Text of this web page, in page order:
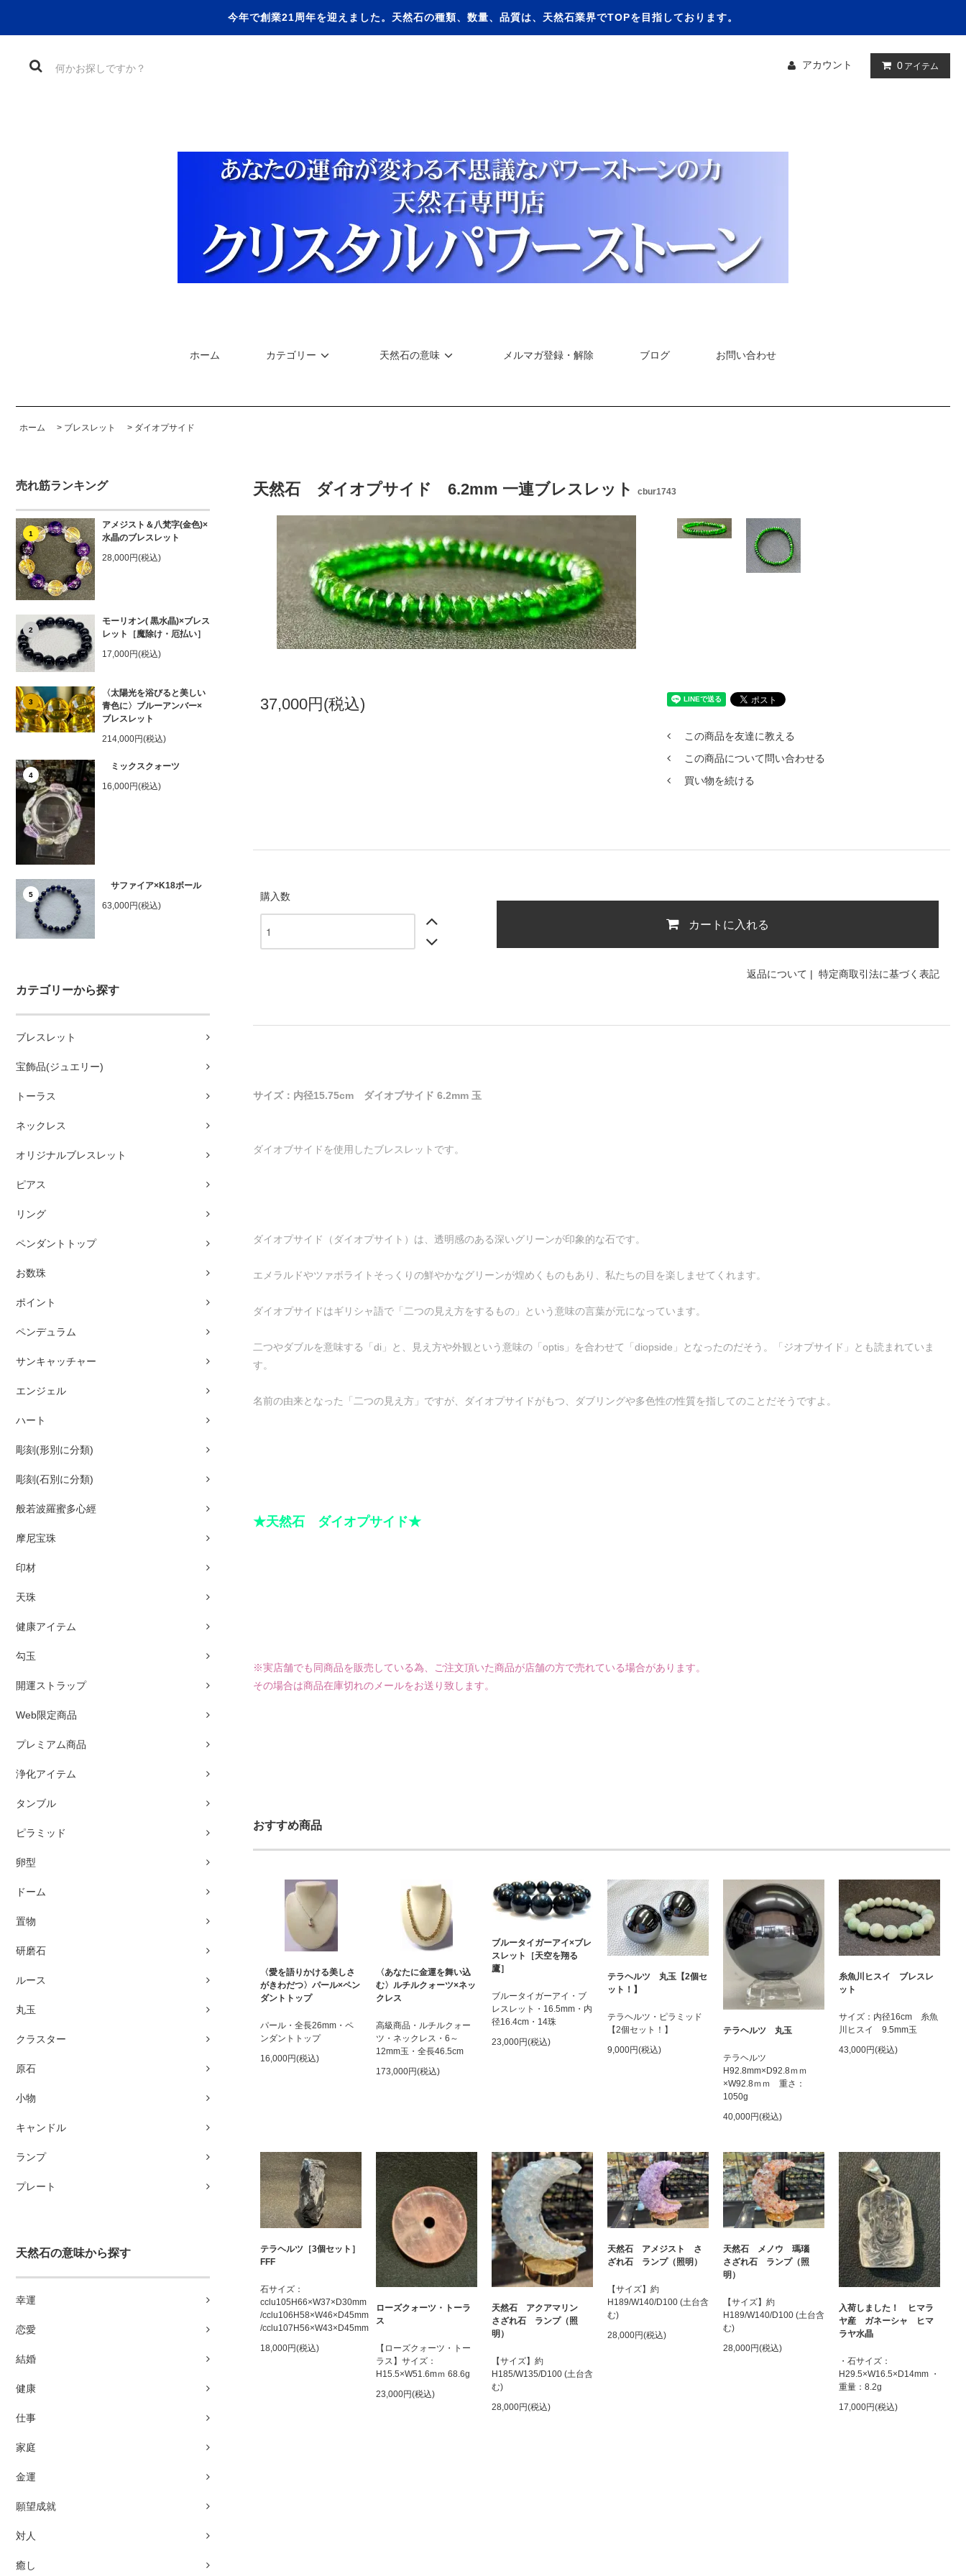
今年で創業21周年を迎えました。天然石の種類、数量、品質は、天然石業界でTOPを目指しております。
アカウント 0 アイテム
ホーム カテゴリー 天然石の意味 メルマガ登録・解除 ブログ お問い合わせ
ホーム > ブレスレット > ダイオプサイド
売れ筋ランキング
1
アメジスト＆八梵字(金色)×
水晶のブレスレット
28,000円(税込)
2
モーリオン( 黒水晶)×ブレス
レット［魔除け・厄払い］
17,000円(税込)
3
〈太陽光を浴びると美しい
青色に〉ブルーアンバー×
ブレスレット
214,000円(税込)
4
ミックスクォーツ
16,000円(税込)
5
サファイア×K18ボール
63,000円(税込)
カテゴリーから探す
ブレスレット
宝飾品(ジュエリー)
トーラス
ネックレス
オリジナルブレスレット
ピアス
リング
ペンダントトップ
お数珠
ポイント
ペンデュラム
サンキャッチャー
エンジェル
ハート
彫刻(形別に分類)
彫刻(石別に分類)
般若波羅蜜多心經
摩尼宝珠
印材
天珠
健康アイテム
勾玉
開運ストラップ
Web限定商品
プレミアム商品
浄化アイテム
タンブル
ピラミッド
卵型
ドーム
置物
研磨石
ルース
丸玉
クラスター
原石
小物
キャンドル
ランプ
プレート
天然石の意味から探す
幸運
恋愛
結婚
健康
仕事
家庭
金運
願望成就
対人
癒し
天然石 ダイオプサイド 6.2mm 一連ブレスレット cbur1743
37,000円(税込)
この商品を友達に教える
この商品について問い合わせる
買い物を続ける
購入数
カートに入れる
返品について | 特定商取引法に基づく表記
サイズ：内径15.75cm ダイオブサイド 6.2mm 玉
ダイオブサイドを使用したブレスレットです。
ダイオプサイド（ダイオプサイト）は、透明感のある深いグリーンが印象的な石です。
エメラルドやツァボライトそっくりの鮮やかなグリーンが煌めくものもあり、私たちの目を楽しませてくれます。
ダイオプサイドはギリシャ語で「二つの見え方をするもの」という意味の言葉が元になっています。
二つやダブルを意味する「di」と、見え方や外観という意味の「optis」を合わせて「diopside」となったのだそう。「ジオプサイド」とも読まれていま
す。
名前の由来となった「二つの見え方」ですが、ダイオプサイドがもつ、ダブリングや多色性の性質を指してのことだそうですよ。
★天然石 ダイオプサイド★
※実店舗でも同商品を販売している為、ご注文頂いた商品が店舗の方で売れている場合があります。
その場合は商品在庫切れのメールをお送り致します。
おすすめ商品
〈愛を語りかける美しさ
がきわだつ〉パール×ペン
ダントトップ
パール・全長26mm・ペ
ンダントトップ
16,000円(税込)
〈あなたに金運を舞い込
む〉ルチルクォーツ×ネッ
クレス
高級商品・ルチルクォー
ツ・ネックレス・6～
12mm玉・全長46.5cm
173,000円(税込)
ブルータイガーアイ×ブレ
スレット［天空を翔る
鷹］
ブルータイガーアイ・ブ
レスレット・16.5mm・内
径16.4cm・14珠
23,000円(税込)
テラヘルツ 丸玉【2個セ
ット！】
テラヘルツ・ピラミッド
【2個セット！】
9,000円(税込)
テラヘルツ 丸玉
テラヘルツ
H92.8mm×D92.8ｍｍ
×W92.8ｍｍ 重さ：
1050g
40,000円(税込)
糸魚川ヒスイ ブレスレ
ット
サイズ：内径16cm 糸魚
川ヒスイ 9.5mm玉
43,000円(税込)
テラヘルツ［3個セット］
FFF
石サイズ：
cclu105H66×W37×D30mm
/cclu106H58×W46×D45mm
/cclu107H56×W43×D45mm
18,000円(税込)
ローズクォーツ・トーラ
ス
【ローズクォーツ・トー
ラス】サイズ：
H15.5×W51.6mｍ 68.6g
23,000円(税込)
天然石 アクアマリン
さざれ石 ランプ（照
明）
【サイズ】約
H185/W135/D100 (土台含
む)
28,000円(税込)
天然石 アメジスト さ
ざれ石 ランプ（照明）
【サイズ】約
H189/W140/D100 (土台含
む)
28,000円(税込)
天然石 メノウ 瑪瑙
さざれ石 ランプ（照
明）
【サイズ】約
H189/W140/D100 (土台含
む)
28,000円(税込)
入荷しました！ ヒマラ
ヤ産 ガネーシャ ヒマ
ラヤ水晶
・石サイズ：
H29.5×W16.5×D14mm ・
重量：8.2g
17,000円(税込)